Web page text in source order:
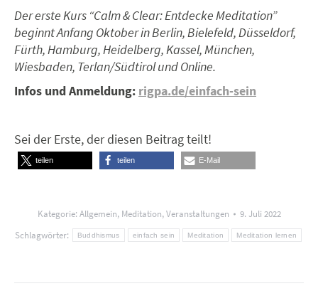
Der erste Kurs “Calm & Clear: Entdecke Meditation”
beginnt Anfang Oktober in Berlin, Bielefeld, Düsseldorf,
Fürth, Hamburg, Heidelberg, Kassel, München,
Wiesbaden, Terlan/Südtirol und Online.
Infos und Anmeldung: rigpa.de/einfach-sein
Sei der Erste, der diesen Beitrag teilt!
teilen teilen E-Mail
Kategorie: Allgemein, Meditation,Veranstaltungen
9. Juli 2022
Schlagwörter:
Buddhismus einfach sein Meditation Meditation lernen